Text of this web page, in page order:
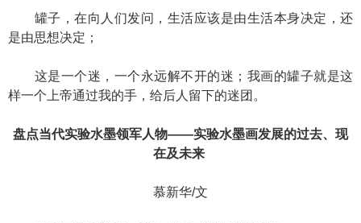
罐子，在向人们发问，生活应该是由生活本身决定，还
是由思想决定；
这是一个迷，一个永远解不开的迷；我画的罐子就是这
样一个上帝通过我的手，给后人留下的迷团。
盘点当代实验水墨领军人物——实验水墨画发展的过去、现
在及未来
慕新华/文